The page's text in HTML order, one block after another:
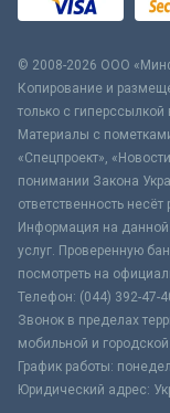
© 2008-2026 ООО
Копирование и
только с
Материалы с
«Спецпроект»,
понимании Закона
ответственность
Информация на данной
услуг. Проверенную
посмотреть на
Телефон: (044) 392-47-
Звонок в пределах
мобильной и
График работы:
Юридический адрес: